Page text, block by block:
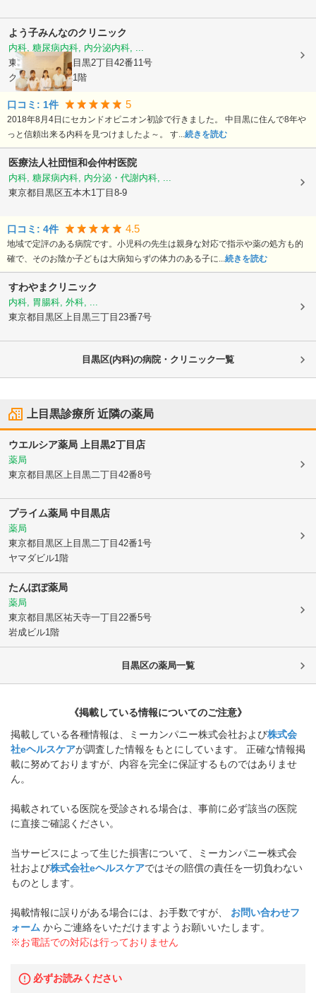
よう子みんなのクリニック
内科, 糖尿病内科, 内分泌内科, ...
東京都目黒区 上目黒2丁目42番11号
グレイス中目黒1階
口コミ: 1件 5
2018年8月4日にセカンドオピニオン初診で行きました。 中目黒に住んで8年や
っと信頼出来る内科を見つけましたよ～。 す... 続きを読む
医療法人社団恒和会仲村医院
内科, 糖尿病内科, 内分泌・代謝内科, ...
東京都目黒区五本木1丁目8-9
口コミ: 4件 4.5
地域で定評のある病院です。小児科の先生は親身な対応で指示や薬の処方も的
確で、そのお陰か子どもは大病知らずの体力のある子に... 続きを読む
すわやまクリニック
内科, 胃腸科, 外科, ...
東京都目黒区 上目黒三丁目23番7号
目黒区(内科)の病院・クリニック一覧
上目黒診療所 近隣の薬局
ウエルシア薬局 上目黒2丁目店
薬局
東京都目黒区 上目黒二丁目42番8号
プライム薬局 中目黒店
薬局
東京都目黒区 上目黒二丁目42番1号
ヤマダビル1階
たんぽぽ薬局
薬局
東京都目黒区祐天寺一丁目22番5号
岩成ビル1階
目黒区の薬局一覧
《掲載している情報についてのご注意》
掲載している各種情報は、ミーカンパニー株式会社および株式会
社eヘルスケアが調査した情報をもとにしています。 正確な情報掲
載に努めておりますが、内容を完全に保証するものではありませ
ん。
掲載されている医院を受診される場合は、事前に必ず該当の医院
に直接ご確認ください。
当サービスによって生じた損害について、ミーカンパニー株式会
社および株式会社eヘルスケアではその賠償の責任を一切負わない
ものとします。
掲載情報に誤りがある場合には、お手数ですが、
お問い合わせフ
ォーム からご連絡をいただけますようお願いいたします。
※お電話での対応は行っておりません
必ずお読みください